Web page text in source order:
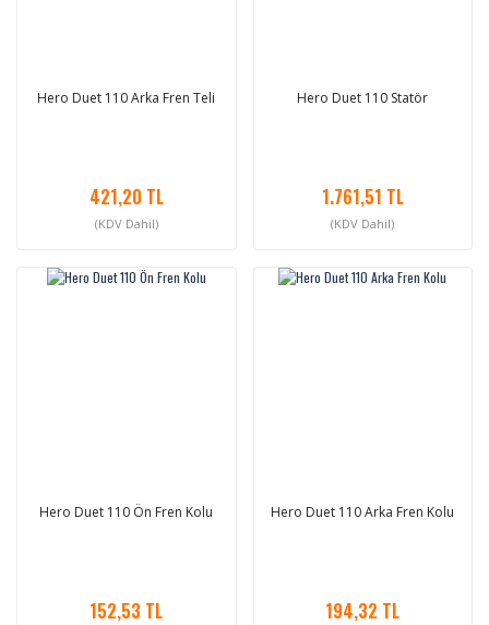
Hero Duet 110 Arka Fren Teli
421,20 TL
(KDV Dahil)
Hero Duet 110 Statör
1.761,51 TL
(KDV Dahil)
Hero Duet 110 Ön Fren Kolu
152,53 TL
Hero Duet 110 Arka Fren Kolu
194,32 TL